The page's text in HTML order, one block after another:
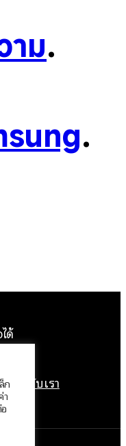
าม.
.
ด้
เกี่ยวกับเรา
คล
ก